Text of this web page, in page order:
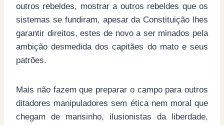
outros rebeldes, mostrar a outros rebeldes que os
sistemas se fundiram, apesar da Constituição lhes
garantir direitos, estes de novo a ser minados pela
ambição desmedida dos capitães do mato e seus
patrões.
Mais não fazem que preparar o campo para outros
ditadores manipuladores sem ética nem moral que
chegam de mansinho, ilusionistas da liberdade,